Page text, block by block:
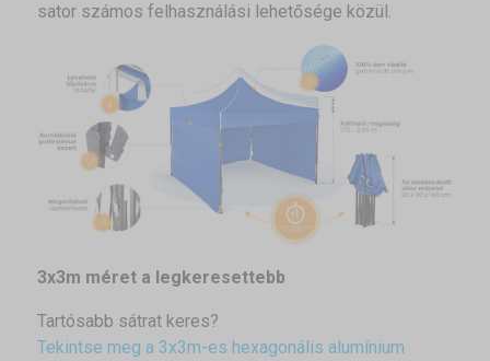
sator számos felhasználási lehetősége közül.
3x3m méret a legkeresettebb
Tartósabb sátrat keres?
Tekintse meg a 3x3m-es hexagonális alumínium